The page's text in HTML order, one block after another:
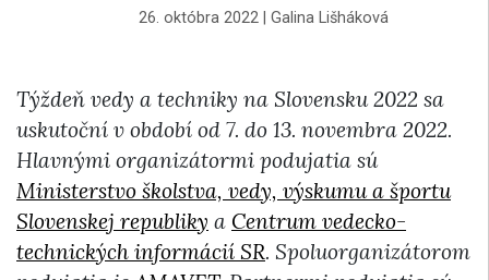
26. októbra 2022| Galina Lišháková
Týždeň vedy a techniky na Slovensku 2022 sa
uskutoční v období od 7. do 13. novembra 2022.
Hlavnými organizátormi podujatia sú
Ministerstvo školstva, vedy, výskumu a športu
Slovenskej republiky a Centrum vedecko-
technických informácií SR. Spoluorganizátorom